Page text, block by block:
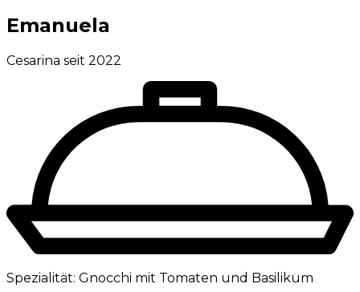
Emanuela
Cesarina seit 2022
Spezialität: Gnocchi mit Tomaten und Basilikum